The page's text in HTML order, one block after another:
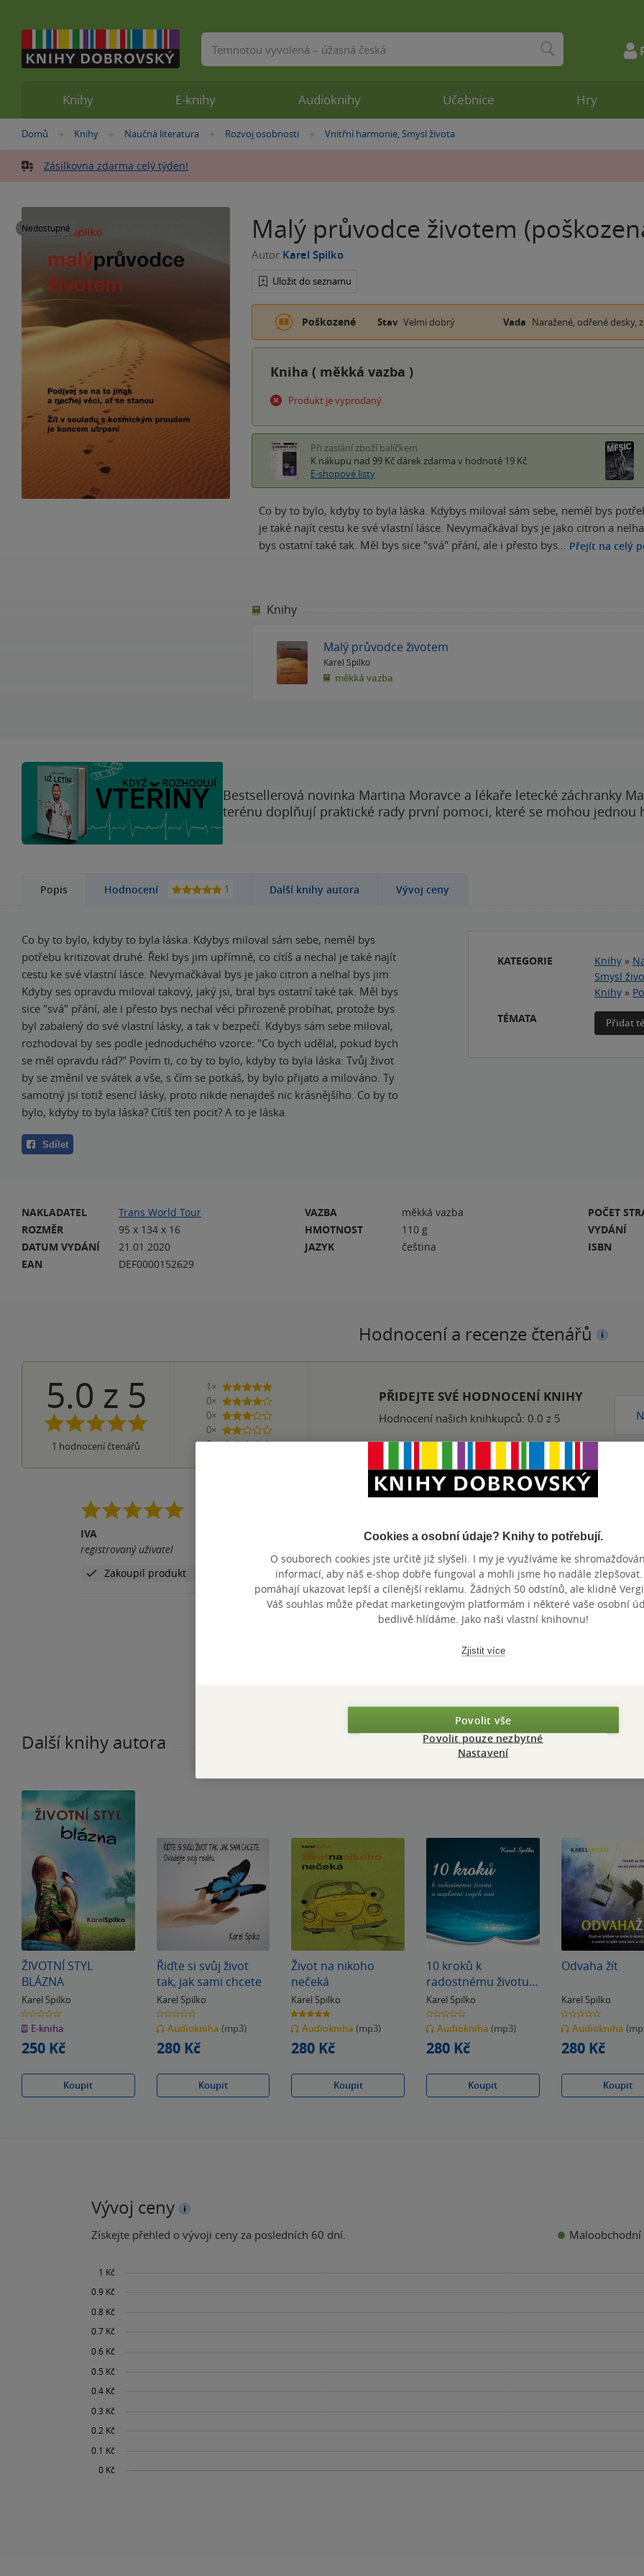
Nacházíte
zde:
Domů »
Knihy »
Naučná literatura »
Rozvoj osobnosti »
Vnitřní harmonie, Smysl života
Zásilkovna zdarma celý týden!
Nedostupné Malý průvodce životem
Autor Karel Spilko
Uložit do seznamu
Poškozené Stav Velmi dobrý Vada Naražené, odřené desky,
Kniha ( měkká vazba )
Produkt je vyprodaný.
Při zaslání zboží balíčkem
K nákupu nad 99 Kč dárek zdarma v hodnotě 19 Kč
E-shopové listy
Co by to bylo, kdyby to byla láska. Kdybys miloval sám sebe, neměl bys
je také najít cestu ke své vlastní lásce. Nevymačkával bys je jako citron a
bys ostatní také tak. Měl bys sice "svá" přání, ale i přesto bys… Přejít na celý
Knihy
Malý průvodce životem
Karel Spilko
měkká vazba
Bestsellerová novinka Martina Moravce a lékaře letecké záchranky
terénu doplňují praktické rady první pomoci, které se mohou jednou
Popis Hodnocení 1 Další knihy autora Vývoj ceny
Co by to bylo, kdyby to byla láska. Kdybys miloval sám sebe, neměl bys
potřebu kritizovat druhé. Řekl bys jim upřímně, co cítíš a nechal je také najít
cestu ke své vlastní lásce. Nevymačkával bys je jako citron a nelhal bys jim.
Kdyby ses opravdu miloval takový, jaký jsi, bral bys ostatní také tak. Měl bys
sice "svá" přání, ale i přesto bys nechal věci přirozeně probíhat, protože bys
byl zabalený do své vlastní lásky, a tak v bezpečí. Kdybys sám sebe miloval,
rozhodoval by ses podle jednoduchého vzorce: "Co bych udělal, pokud bych
se měl opravdu rád?" Povím ti, co by to bylo, kdyby to byla láska: Tvůj život
by se změnil ve svátek a vše, s čím se potkáš, by bylo přijato a milováno. Ty
samotný jsi totiž esencí lásky, proto nikde nenajdeš nic krásnějšího. Co by to
bylo, kdyby to byla láska? Cítíš ten pocit? A to je láska.
Sdílet
KATEGORIE Knihy »
Smysl
Knihy »
TÉMATA
Přidat
NAKLADATEL
Trans World Tour
ROZMĚR
95 x 134 x 16
DATUM VYDÁNÍ
21.01.2020
EAN
DEF0000152629
VAZBA
měkká vazba
HMOTNOST
110 g
JAZYK
čeština
POČET
VYDÁNÍ
ISBN
Hodnocení a recenze čtenářů
5.0 z 5
1 hodnocení čtenářů
1×
5 hvězdiček
0×
4 hvězdičky
0×
3 hvězdičky
0×
2 hvězdičky
0×
1 hvezdička
PŘIDEJTE SVÉ HODNOCENÍ KNIHY
Hodnocení našich knihkupců: 0.0 z 5
IVA
registrovaný uživatel
Zakoupil produkt
Spilko je úžasný autor a všechny jeho knihy mohu jen a jen doporučit, především
Ano5
Přidat hodnocení
Další knihy autora
ŽIVOTNÍ STYL
BLÁZNA
Karel Spilko
0.0
z
5
hvězdiček
E-kniha
250 Kč
Koupit
Řiďte si svůj život
tak, jak sami chcete
Karel Spilko
0.0
z
5
hvězdiček
Audiokniha (mp3)
280 Kč
Koupit
Život na nikoho
nečeká
Karel Spilko
5.0
z
5
hvězdiček
Audiokniha(mp3)
280 Kč
Koupit
10 kroků k
radostnému životu a
naplnění svých snů
Karel Spilko
0.0
z
5
hvězdiček
Audiokniha(mp3)
280 Kč
Koupit
Odvaha žít
Karel Spilko
0.0
z
5
hvězdiček
Audiokniha
280 Kč
Koupit
Vývoj ceny
Získejte přehled o vývoji ceny za posledních 60 dní. Maloobchodní
Knihy E-knihy Audioknihy Učebnice Hry
Vyhledávání
Cookies a osobní údaje? Knihy to potřebují.
O souborech cookies jste určitě již slyšeli. I my je využíváme ke
informací, aby náš e-shop dobře fungoval a mohli jsme ho nadále zlepšovat.
pomáhají ukazovat lepší a cílenější reklamu. Žádných 50 odstínů, ale klidně
Váš souhlas může předat marketingovým platformám i některé vaše osobní
bedlivě hlídáme. Jako naši vlastní knihovnu!
Zjistit více
Povolit vše
Povolit pouze nezbytné
Nastavení